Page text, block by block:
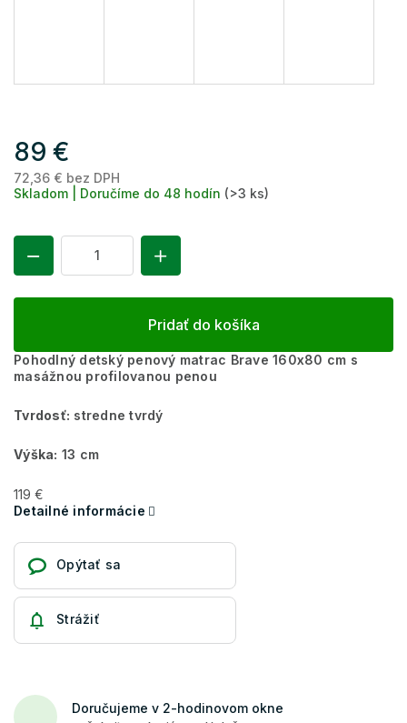
89 €
72,36 € bez DPH
Skladom | Doručíme do 48 hodín (>3 ks)
Pridať do košíka
Pohodlný detský penový matrac Brave 160x80 cm s
masážnou profilovanou penou
Tvrdosť: stredne tvrdý
Výška: 13 cm
119 €
Detailné informácie
Opýtať sa
Strážiť
Doručujeme v 2-hodinovom okne